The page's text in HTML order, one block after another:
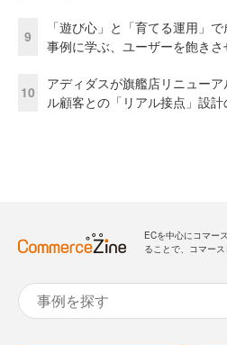
9
「遊び心」と「育てる運用」
事例に学ぶ、ユーザーを飽き
10
アディダスが旗艦店リニュー
ル顧客との「リアル接点」設計
ECを中心にコマー
ることで、コマー